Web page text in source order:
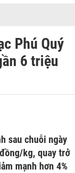
Phú Quý
6 triệu
sau chuỗi ngày
kg, quay trở
mạnh hơn 4%